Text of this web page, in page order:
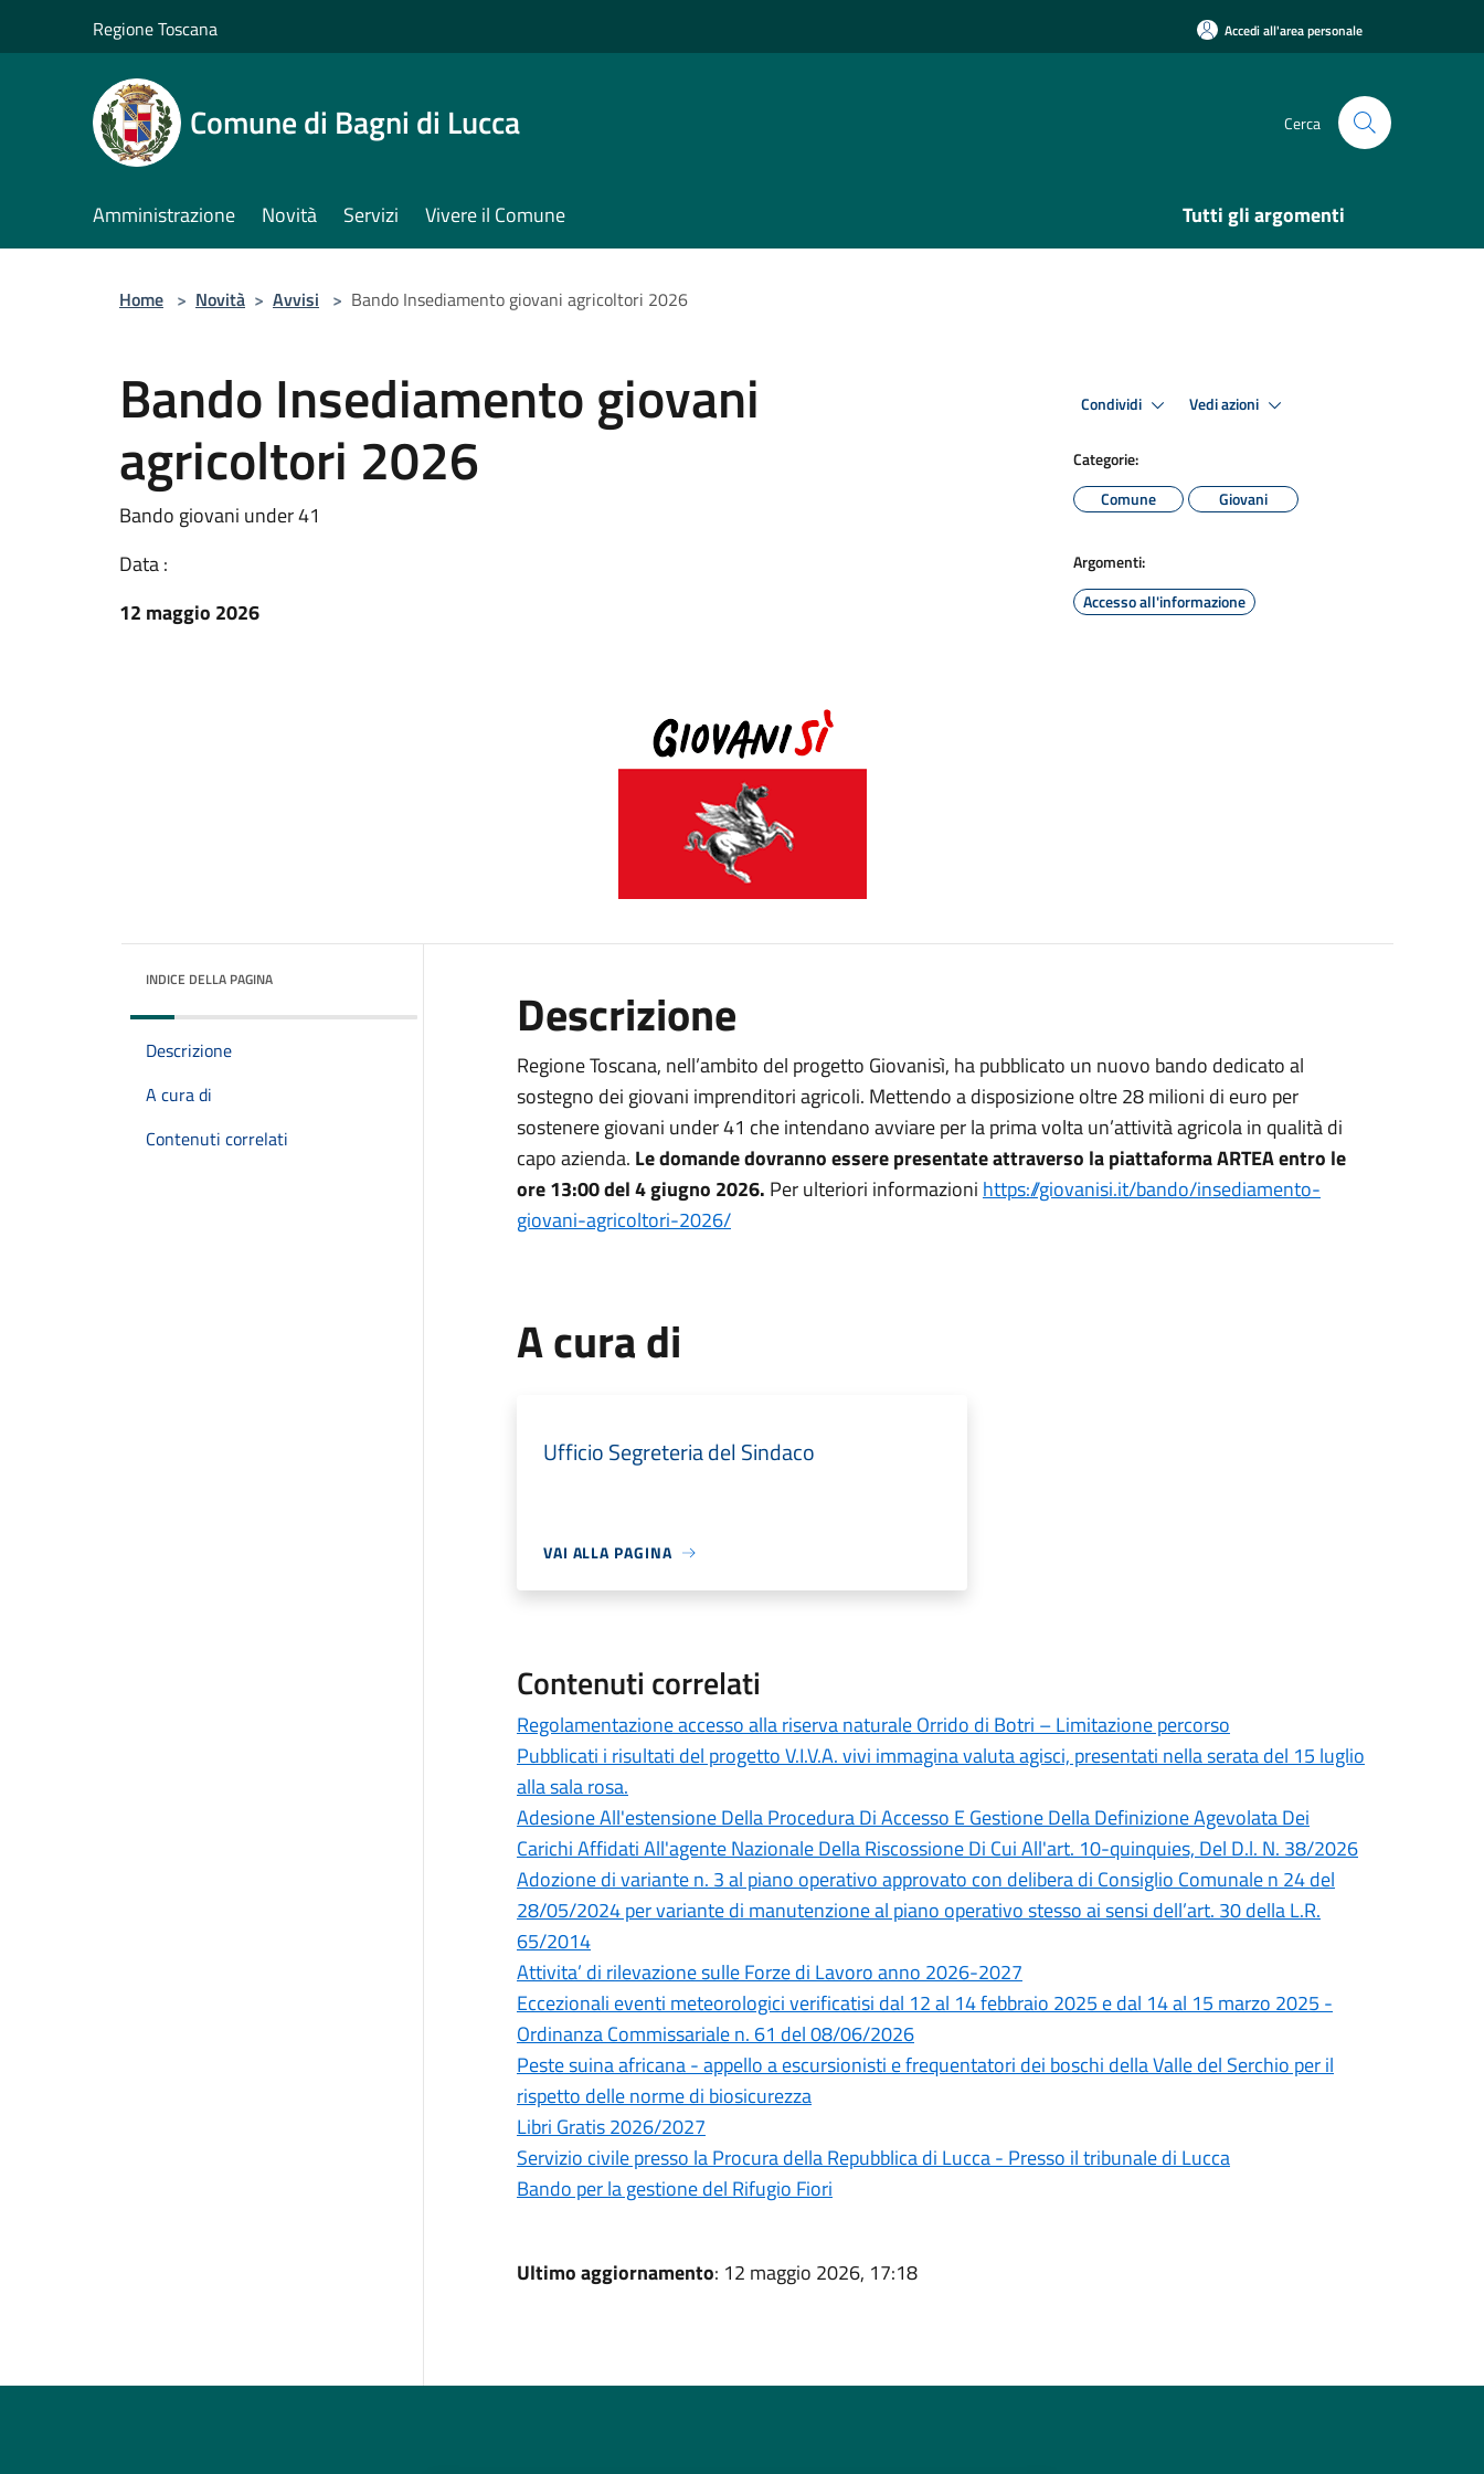
Regione Toscana Accedi all'area personale
Comune di Bagni di Lucca Cerca
Amministrazione Novità Servizi Vivere il Comune Tutti gli argomenti
Home > Novità > Avvisi > Bando Insediamento giovani agricoltori 2026
Bando Insediamento giovani
agricoltori 2026
Bando giovani under 41
Data :
12 maggio 2026
Condividi Vedi azioni
Categorie:
Comune
Giovani
Argomenti:
Accesso all'informazione
INDICE DELLA PAGINA
Descrizione
A cura di
Contenuti correlati
Descrizione
Regione Toscana, nell’ambito del progetto Giovanisì, ha pubblicato un nuovo bando dedicato al
sostegno dei giovani imprenditori agricoli. Mettendo a disposizione oltre 28 milioni di euro per
sostenere giovani under 41 che intendano avviare per la prima volta un’attività agricola in qualità di
capo azienda. Le domande dovranno essere presentate attraverso la piattaforma ARTEA entro le
ore 13:00 del 4 giugno 2026. Per ulteriori informazioni https://giovanisi.it/bando/insediamento-
giovani-agricoltori-2026/
A cura di
Ufficio Segreteria del Sindaco
VAI ALLA PAGINA
Contenuti correlati
Regolamentazione accesso alla riserva naturale Orrido di Botri – Limitazione percorso
Pubblicati i risultati del progetto V.I.V.A. vivi immagina valuta agisci, presentati nella serata del 15 luglio
alla sala rosa.
Adesione All'estensione Della Procedura Di Accesso E Gestione Della Definizione Agevolata Dei
Carichi Affidati All'agente Nazionale Della Riscossione Di Cui All'art. 10-quinquies, Del D.l. N. 38/2026
Adozione di variante n. 3 al piano operativo approvato con delibera di Consiglio Comunale n 24 del
28/05/2024 per variante di manutenzione al piano operativo stesso ai sensi dell’art. 30 della L.R.
65/2014
Attivita’ di rilevazione sulle Forze di Lavoro anno 2026-2027
Eccezionali eventi meteorologici verificatisi dal 12 al 14 febbraio 2025 e dal 14 al 15 marzo 2025 -
Ordinanza Commissariale n. 61 del 08/06/2026
Peste suina africana - appello a escursionisti e frequentatori dei boschi della Valle del Serchio per il
rispetto delle norme di biosicurezza
Libri Gratis 2026/2027
Servizio civile presso la Procura della Repubblica di Lucca - Presso il tribunale di Lucca
Bando per la gestione del Rifugio Fiori
Ultimo aggiornamento: 12 maggio 2026, 17:18